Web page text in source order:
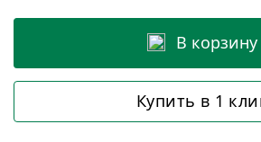
В корзину
Купить в 1